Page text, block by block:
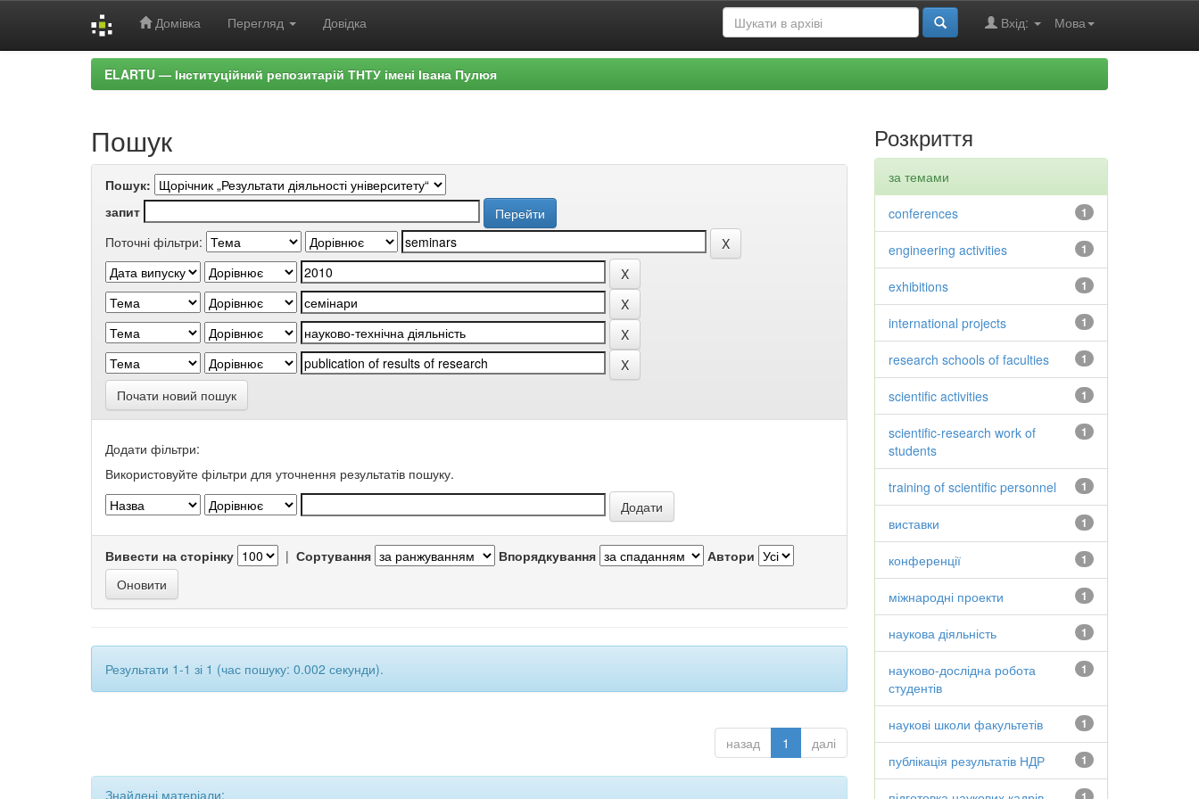
Домівка Перегляд Довідка Мова
Вхід:
ELARTU — Інституційний репозитарій ТНТУ імені Івана Пулюя
Пошук
Пошук:
запит
Поточні фільтри:
Почати новий пошук
Додати фільтри:
Використовуйте фільтри для уточнення результатів пошуку.
Вивести на сторінку | Сортування Впорядкування Автори
Результати 1-1 зі 1 (час пошуку: 0.002 секунди).
назад 1 далі
Знайдені матеріали:
Розкриття
за темами
1
conferences
1
engineering activities
1
exhibitions
1
international projects
1
research schools of faculties
1
scientific activities
1
scientific-research work of
students
1
training of scientific personnel
1
виставки
1
конференції
1
міжнародні проекти
1
наукова діяльність
1
науково-дослідна робота
студентів
1
наукові школи факультетів
1
публікація результатів НДР